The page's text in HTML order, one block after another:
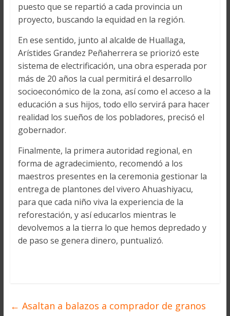
puesto que se repartió a cada provincia un
proyecto, buscando la equidad en la región.
En ese sentido, junto al alcalde de Huallaga,
Arístides Grandez Peñaherrera se priorizó este
sistema de electrificación, una obra esperada por
más de 20 años la cual permitirá el desarrollo
socioeconómico de la zona, así como el acceso a la
educación a sus hijos, todo ello servirá para hacer
realidad los sueños de los pobladores, precisó el
gobernador.
Finalmente, la primera autoridad regional, en
forma de agradecimiento, recomendó a los
maestros presentes en la ceremonia gestionar la
entrega de plantones del vivero Ahuashiyacu,
para que cada niño viva la experiencia de la
reforestación, y así educarlos mientras le
devolvemos a la tierra lo que hemos depredado y
de paso se genera dinero, puntualizó.
← Asaltan a balazos a comprador de granos